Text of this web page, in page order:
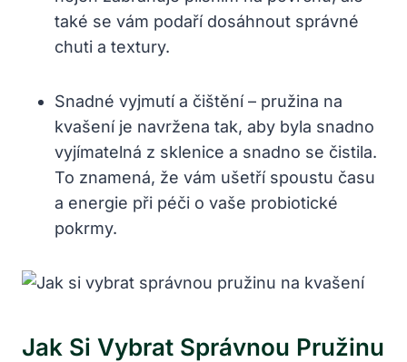
také se vám‍ podaří dosáhnout správné
chuti a textury.
Snadné vyjmutí a ‍čištění – pružina na
⁢kvašení je navržena tak, aby byla snadno
vyjímatelná z sklenice a snadno se čistila.
To znamená, že vám ušetří spoustu času
a energie ⁢při péči o vaše ‍probiotické
pokrmy.
Jak Si Vybrat Správnou Pružinu